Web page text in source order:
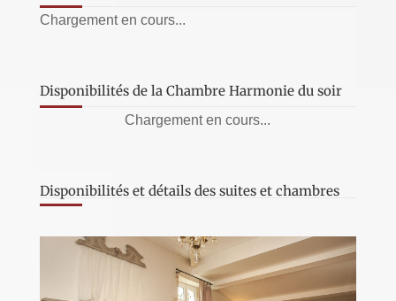
Chargement en cours...
Disponibilités de la Chambre Harmonie du soir
Chargement en cours...
Disponibilités et détails des suites et chambres